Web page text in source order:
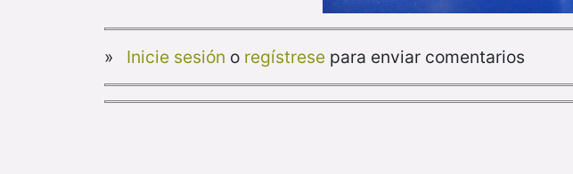
» Inicie sesión o regístresepara enviar comentarios